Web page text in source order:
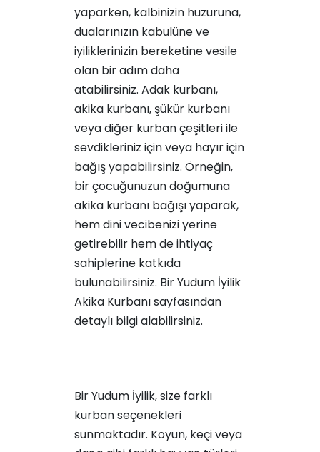
yaparken, kalbinizin huzuruna,
dualarınızın kabulüne ve
iyiliklerinizin bereketine vesile
olan bir adım daha
atabilirsiniz. Adak kurbanı,
akika kurbanı, şükür kurbanı
veya diğer kurban çeşitleri ile
sevdikleriniz için veya hayır için
bağış yapabilirsiniz. Örneğin,
bir çocuğunuzun doğumuna
akika kurbanı bağışı yaparak,
hem dini vecibenizi yerine
getirebilir hem de ihtiyaç
sahiplerine katkıda
bulunabilirsiniz. Bir Yudum İyilik
Akika Kurbanısayfasından
detaylı bilgi alabilirsiniz.
Bir Yudum İyilik, size farklı
kurban seçenekleri
sunmaktadır. Koyun, keçi veya